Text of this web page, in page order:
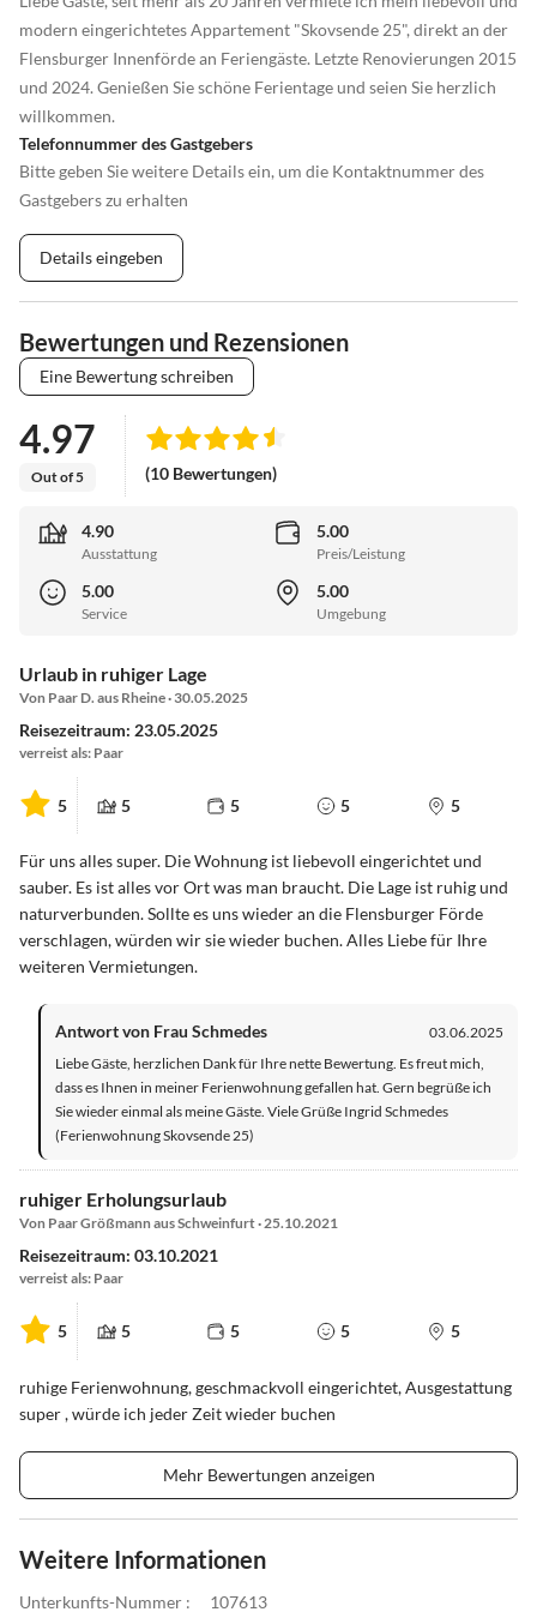
modern eingerichtetes Appartement "Skovsende 25", direkt an der
Flensburger Innenförde an Feriengäste. Letzte Renovierungen 2015
und 2024. Genießen Sie schöne Ferientage und seien Sie herzlich
willkommen.
Telefonnummer des Gastgebers
Bitte geben Sie weitere Details ein, um die Kontaktnummer des
Gastgebers zu erhalten
Details eingeben
Bewertungen und Rezensionen
Eine Bewertung schreiben
4.97
Out of 5 (10 Bewertungen)
4.90
Ausstattung
5.00
Preis/Leistung
5.00
Service
5.00
Umgebung
Urlaub in ruhiger Lage
Von Paar D. aus Rheine · 30.05.2025
Reisezeitraum: 23.05.2025
verreist als: Paar
5 5 5 5 5
Für uns alles super. Die Wohnung ist liebevoll eingerichtet und
sauber. Es ist alles vor Ort was man braucht. Die Lage ist ruhig und
naturverbunden. Sollte es uns wieder an die Flensburger Förde
verschlagen, würden wir sie wieder buchen. Alles Liebe für Ihre
weiteren Vermietungen.
Antwort von Frau Schmedes
03.06.2025
Liebe Gäste, herzlichen Dank für Ihre nette Bewertung. Es freut mich,
dass es Ihnen in meiner Ferienwohnung gefallen hat. Gern begrüße ich
Sie wieder einmal als meine Gäste. Viele Grüße Ingrid Schmedes
(Ferienwohnung Skovsende 25)
ruhiger Erholungsurlaub
Von Paar Größmann aus Schweinfurt · 25.10.2021
Reisezeitraum: 03.10.2021
verreist als: Paar
5 5 5 5 5
ruhige Ferienwohnung, geschmackvoll eingerichtet, Ausgestattung
super , würde ich jeder Zeit wieder buchen
Mehr Bewertungen anzeigen
Weitere Informationen
Unterkunfts-Nummer : 107613